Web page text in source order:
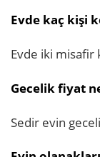
Evde kaç kişi
Evde iki misafir
Gecelik fiyat
Sedir evin